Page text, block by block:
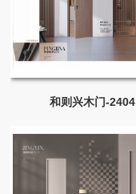
和则兴木门-2404